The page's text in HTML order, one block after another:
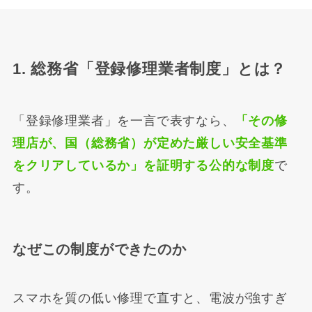
1. 総務省「登録修理業者制度」とは？
「登録修理業者」を一言で表すなら、
「その修
理店が、国（総務省）が定めた厳しい安全基準
をクリアしているか」を証明する公的な制度で
す。
なぜこの制度ができたのか
スマホを質の低い修理で直すと、電波が強すぎ